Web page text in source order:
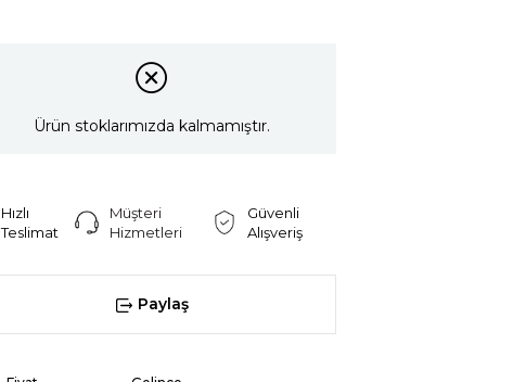
Ürün stoklarımızda kalmamıştır.
Hızlı
Teslimat
Müşteri
Hizmetleri
Güvenli
Alışveriş
Paylaş